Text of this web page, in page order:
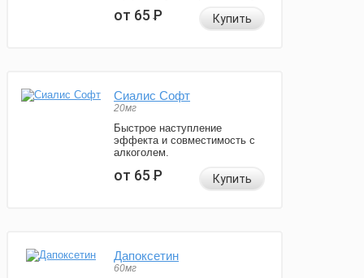
от 65Р Купить
Сиалис Софт
20мг
Быстрое наступление
эффекта и совместимость с
алкоголем.
от 65Р Купить
Дапоксетин
60мг